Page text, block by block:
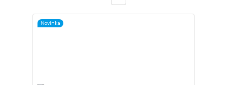
Novinka